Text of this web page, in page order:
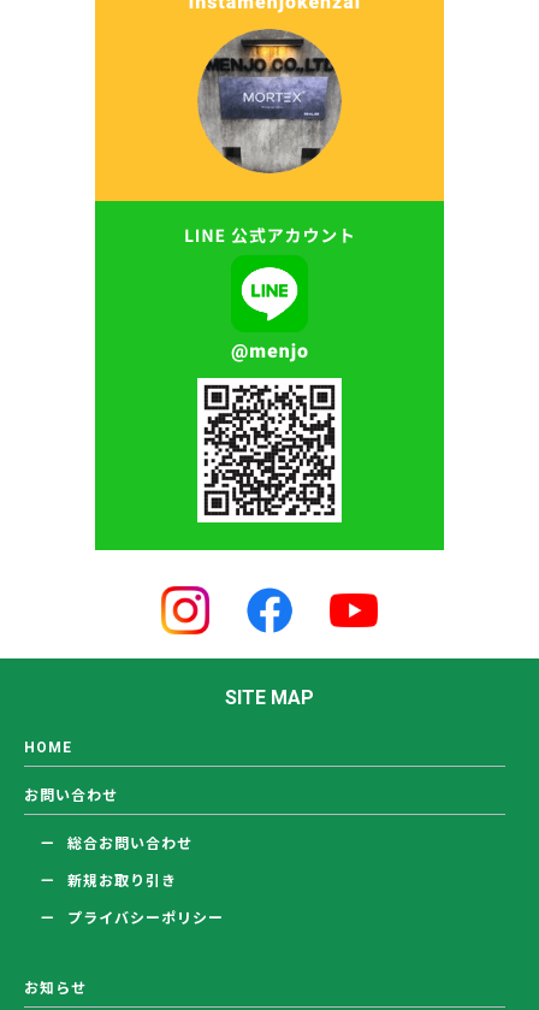
SITE MAP
HOME
お問い合わせ
総合お問い合わせ
新規お取り引き
プライバシーポリシー
お知らせ